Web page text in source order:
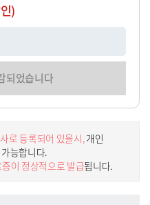
)
되었습니다
로 등록되어 있을시, 개인
가능합니다.
이 정상적으로 발급됩니다.